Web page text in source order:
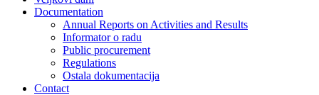
Documentation
Annual Reports on Activities and Results
Informator o radu
Public procurement
Regulations
Ostala dokumentacija
Contact